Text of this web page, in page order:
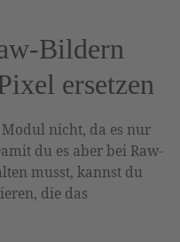
Bildern
ersetzen
Modul nicht, da es nur
du es aber bei Raw-
musst, kannst du
die das